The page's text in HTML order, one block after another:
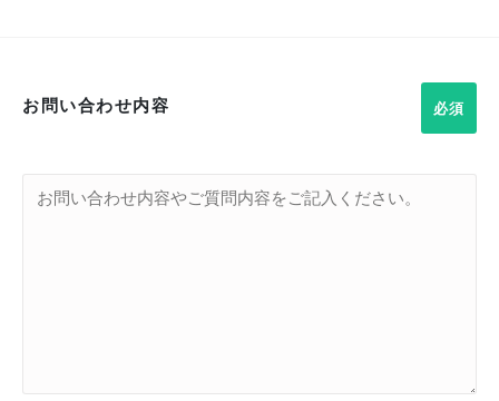
お問い合わせ内容